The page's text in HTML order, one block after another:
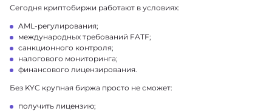
Сегодня криптобиржи работают в условиях:
AML-регулирования;
международных требований FATF;
санкционного контроля;
налогового мониторинга;
финансового лицензирования.
Без KYC крупная биржа просто не сможет:
получить лицензию;